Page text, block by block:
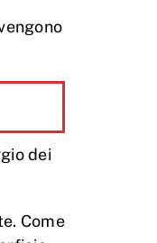
dei
Come